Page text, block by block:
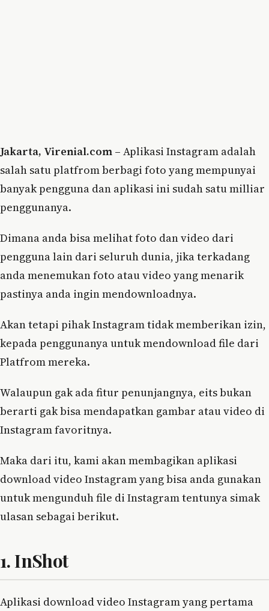
Jakarta, Virenial.com – Aplikasi Instagram adalah
salah satu platfrom berbagi foto yang mempunyai
banyak pengguna dan aplikasi ini sudah satu milliar
penggunanya.
Dimana anda bisa melihat foto dan video dari
pengguna lain dari seluruh dunia, jika terkadang
anda menemukan foto atau video yang menarik
pastinya anda ingin mendownloadnya.
Akan tetapi pihak Instagram tidak memberikan izin,
kepada penggunanya untuk mendownload file dari
Platfrom mereka.
Walaupun gak ada fitur penunjangnya, eits bukan
berarti gak bisa mendapatkan gambar atau video di
Instagram favoritnya.
Maka dari itu, kami akan membagikan aplikasi
download video Instagram yang bisa anda gunakan
untuk mengunduh file di Instagram tentunya simak
ulasan sebagai berikut.
1. InShot
Aplikasi download video Instagram yang pertama